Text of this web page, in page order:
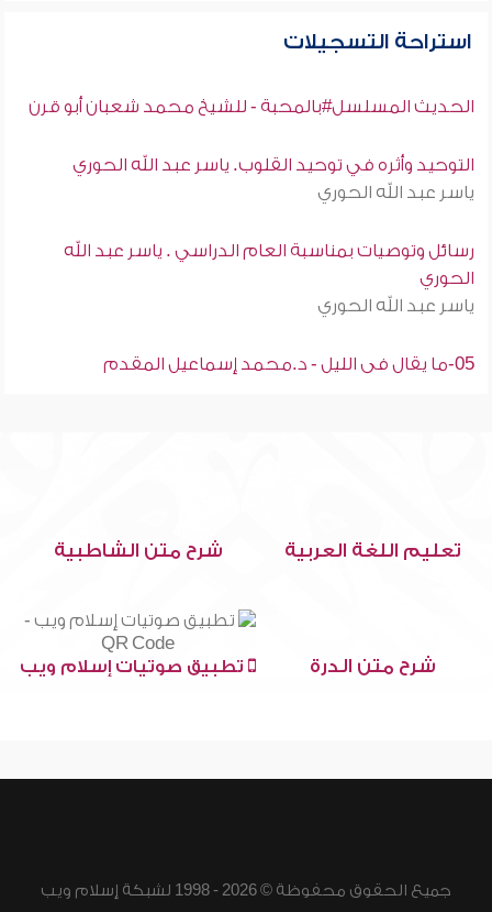
استراحة التسجيلات
الحديث المسلسل#بالمحبة - للشيخ محمد شعبان أبو قرن
التوحيد وأثره في توحيد القلوب. ياسر عبد الله الحوري
ياسر عبد الله الحوري
رسائل وتوصيات بمناسبة العام الدراسي . ياسر عبد الله
الحوري
ياسر عبد الله الحوري
05-ما يقال فى الليل - د.محمد إسماعيل المقدم
تعليم اللغة العربية شرح متن الشاطبية
شرح متن الدرة تطبيق صوتيات إسلام ويب
جميع الحقوق محفوظة © 2026 - 1998 لشبكة إسلام ويب